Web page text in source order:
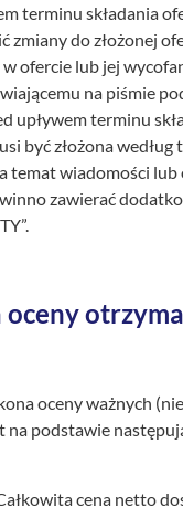
terminu składania
zmiany do złożonej
ofercie lub jej
na piśmie
upływem terminu
być złożona według
temat wiadomości lub
zawierać
oceny ważnych
na podstawie
cena netto